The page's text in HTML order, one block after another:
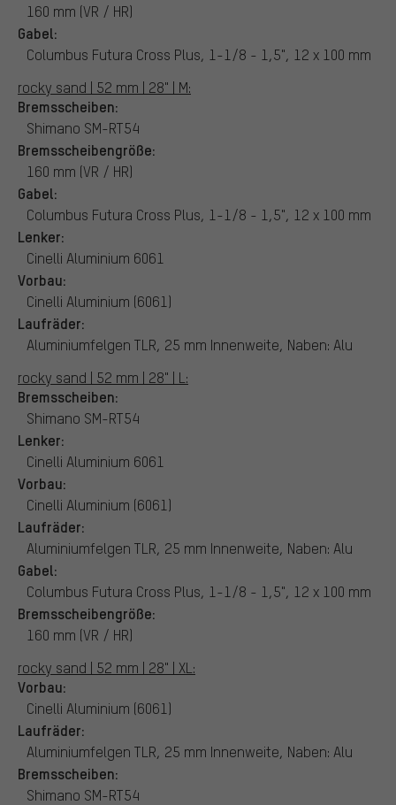
160 mm (VR / HR)
Gabel:
Columbus Futura Cross Plus, 1-1/8 - 1,5", 12 x 100 mm
rocky sand | 52 mm | 28" | M:
Bremsscheiben:
Shimano SM-RT54
Bremsscheibengröße:
160 mm (VR / HR)
Gabel:
Columbus Futura Cross Plus, 1-1/8 - 1,5", 12 x 100 mm
Lenker:
Cinelli Aluminium 6061
Vorbau:
Cinelli Aluminium (6061)
Laufräder:
Aluminiumfelgen TLR, 25 mm Innenweite, Naben: Alu
rocky sand | 52 mm | 28" | L:
Bremsscheiben:
Shimano SM-RT54
Lenker:
Cinelli Aluminium 6061
Vorbau:
Cinelli Aluminium (6061)
Laufräder:
Aluminiumfelgen TLR, 25 mm Innenweite, Naben: Alu
Gabel:
Columbus Futura Cross Plus, 1-1/8 - 1,5", 12 x 100 mm
Bremsscheibengröße:
160 mm (VR / HR)
rocky sand | 52 mm | 28" | XL:
Vorbau:
Cinelli Aluminium (6061)
Laufräder:
Aluminiumfelgen TLR, 25 mm Innenweite, Naben: Alu
Bremsscheiben:
Shimano SM-RT54